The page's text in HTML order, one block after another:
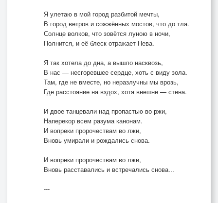
Я улетаю в мой город разбитой мечты,
В город ветров и сожжённых мостов, что до тла.
Солнце волков, что зовётся луною в ночи,
Полнится, и её блеск отражает Нева.
Я так хотела до дна, а вышло насквозь,
В нас — несгоревшее сердце, хоть с виду зола.
Там, где не вместе, но неразлучны мы врозь,
Где расстояние на вздох, хотя внешне — стена.
И двое танцевали над пропастью во ржи,
Наперекор всем разума канонам.
И вопреки пророчествам во лжи,
Вновь умирали и рождались снова.
И вопреки пророчествам во лжи,
Вновь расставались и встречались снова...
---